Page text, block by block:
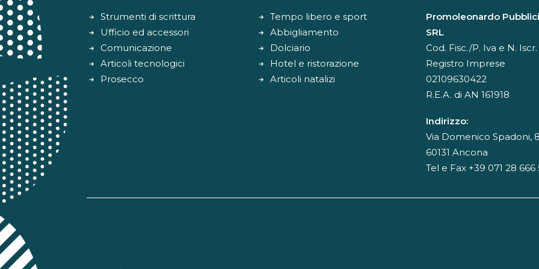
Strumenti di scrittura
Ufficio ed accessori
Comunicazione
Articoli tecnologici
Prosecco
Tempo libero e sport
Abbigliamento
Dolciario
Hotel e ristorazione
Articoli natalizi
Promoleonardo
SRL
Cod. Fisc./P. Iva e N. Iscr.
Registro Imprese
02109630422
R.E.A. di AN 161918
Indirizzo:
Via Domenico Spadoni,
60131 Ancona
Tel e Fax +39 071 28 666